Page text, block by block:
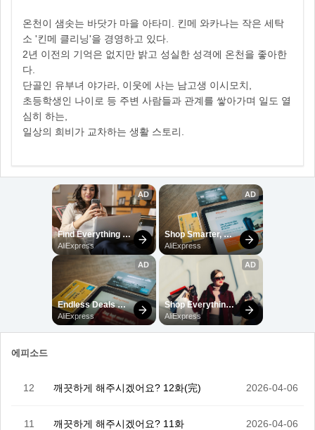
온천이 샘솟는 바닷가 마을 아타미. 킨메 와카나는 작은 세탁
소 '킨메 클리닝'을 경영하고 있다.
2년 이전의 기억은 없지만 밝고 성실한 성격에 온천을 좋아한
다.
단골인 유부녀 야가라, 이웃에 사는 남고생 이시모치,
초등학생인 나이로 등 주변 사람들과 관계를 쌓아가며 일도 열
심히 하는,
일상의 희비가 교차하는 생활 스토리.
에피소드
12 깨끗하게 해주시겠어요? 12화(完) 2026-04-06
11 깨끗하게 해주시겠어요? 11화 2026-04-06